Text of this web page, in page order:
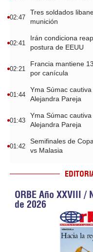
02:47
Tres soldados
munición
02:41
Irán condiciona
postura de EEUU
02:21
Francia mantiene
por canícula
01:44
Yma Súmac
Alejandra Pareja
01:43
Yma Súmac
Alejandra Pareja
01:42
Semifinales de
vs Malasia
ORBE Año XXVIII
de 2026